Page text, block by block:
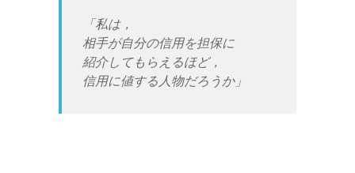
「私は，
相手が自分の信用を担保に
紹介してもらえるほど，
信用に値する人物だろうか」